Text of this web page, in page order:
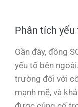
Phân tích yếu
Gần đây, đồng
yếu tố bên
trường đối với
mạnh mẽ, và